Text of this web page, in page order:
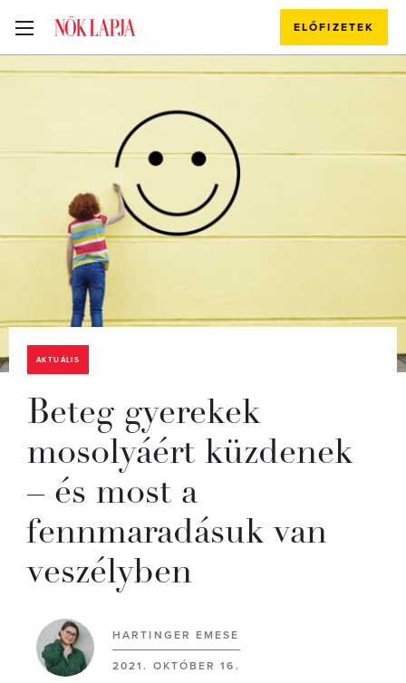
ELŐFIZETEK
AKTUÁLIS
Beteg gyerekek
mosolyáért küzdenek
– és most a
fennmaradásuk van
veszélyben
HARTINGER EMESE
2021. OKTÓBER 16.